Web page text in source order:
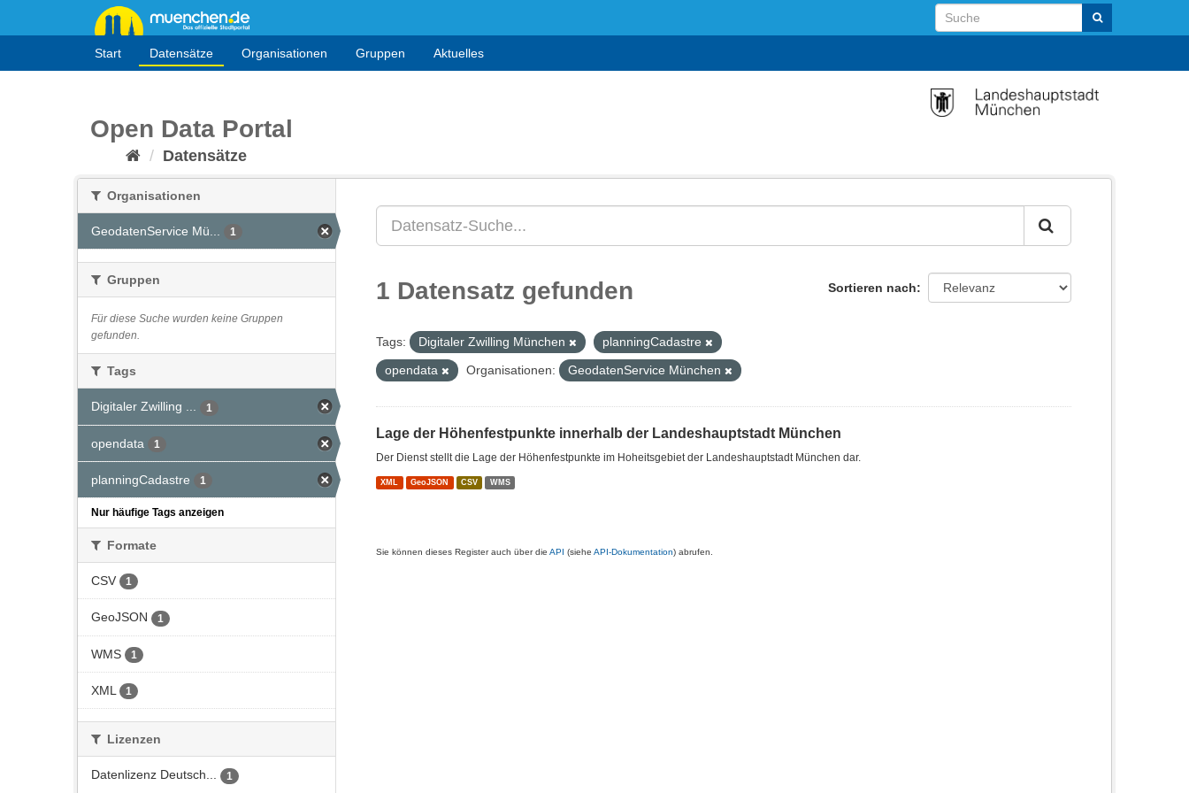
Start Datensätze Organisationen Gruppen Aktuelles
Open Data Portal
Datensätze
Organisationen
GeodatenService Mü... 1
Gruppen
Für diese Suche wurden keine Gruppen
gefunden.
Tags
Digitaler Zwilling ... 1
opendata 1
planningCadastre 1
Nur häufige Tags anzeigen
Formate
CSV 1
GeoJSON 1
WMS 1
XML 1
Lizenzen
Datenlizenz Deutsch... 1
Sortieren nach
1 Datensatz gefunden
Tags: Digitaler Zwilling München
planningCadastre
opendata
Organisationen: GeodatenService München
Lage der Höhenfestpunkte innerhalb der Landeshauptstadt München
Der Dienst stellt die Lage der Höhenfestpunkte im Hoheitsgebiet der Landeshauptstadt München dar.
XML GeoJSON CSV WMS
Sie können dieses Register auch über die API (siehe API-Dokumentation) abrufen.